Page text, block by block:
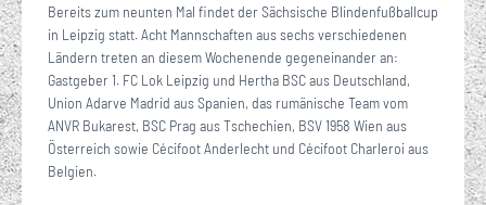
Bereits zum neunten Mal findet der Sächsische Blindenfußballcup
in Leipzig statt. Acht Mannschaften aus sechs verschiedenen
Ländern treten an diesem Wochenende gegeneinander an:
Gastgeber 1. FC Lok Leipzig und Hertha BSC aus Deutschland,
Union Adarve Madrid aus Spanien, das rumänische Team vom
ANVR Bukarest, BSC Prag aus Tschechien, BSV 1958 Wien aus
Österreich sowie Cécifoot Anderlecht und Cécifoot Charleroi aus
Belgien.